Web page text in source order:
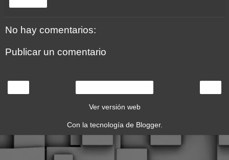
No hay comentarios:
Publicar un comentario
Ver versión web
Con la tecnología de Blogger.